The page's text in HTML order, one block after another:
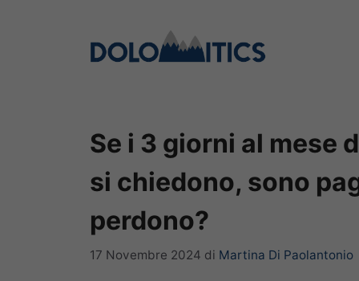
Se i 3 giorni al mese
si chiedono, sono
perdono?
17 Novembre 2024 di Martina Di Paolantonio